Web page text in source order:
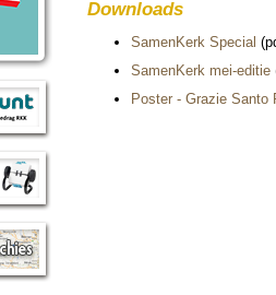
Downloads
SamenKerk Special
SamenKerk mei-editie
Poster - Grazie Santo